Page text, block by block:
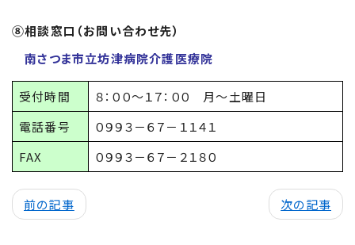
⑧相談窓口（お問い合わせ先）
南さつま市立坊津病院介護医療院
受付時間
８：００～１７：００ 月～土曜日
電話番号
０９９３－６７－１１４１
FAX
０９９３－６７－２１８０
前の記事 次の記事